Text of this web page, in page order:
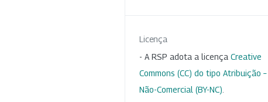
Licença
- A RSP adota a licença Creative
Commons (CC) do tipo Atribuição
Não-Comercial (BY-NC)